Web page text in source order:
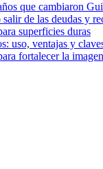
que cambiaron
de las deudas y
superficies duras
uso, ventajas y
fortalecer la